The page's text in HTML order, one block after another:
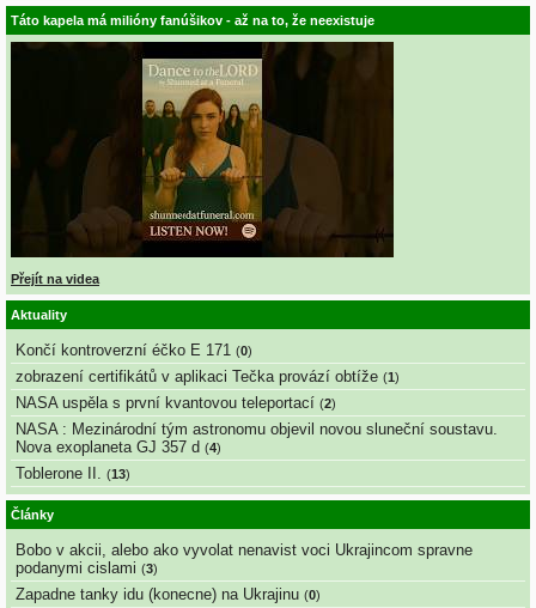
Táto kapela má milióny fanúšikov - až na to, že neexistuje
Přejít na videa
Aktuality
Končí kontroverzní éčko E 171 (0)
zobrazení certifikátů v aplikaci Tečka provází obtíže (1)
NASA uspěla s první kvantovou teleportací (2)
NASA : Mezinárodní tým astronomu objevil novou sluneční soustavu.
Nova exoplaneta GJ 357 d (4)
Toblerone II. (13)
Články
Bobo v akcii, alebo ako vyvolat nenavist voci Ukrajincom spravne
podanymi cislami (3)
Zapadne tanky idu (konecne) na Ukrajinu (0)